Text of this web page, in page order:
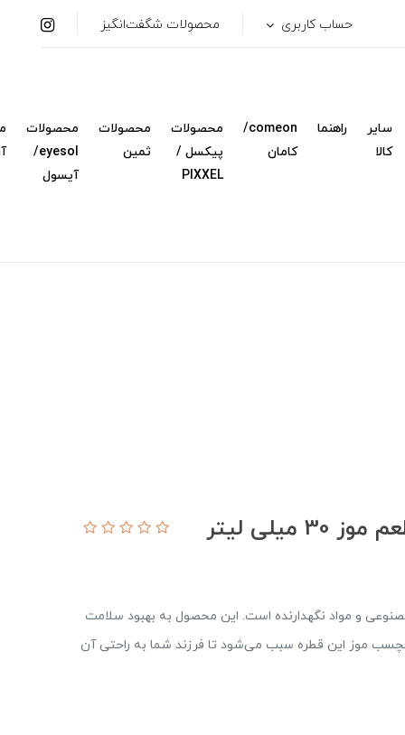
حساب کاربری محصولات شگفت‌انگیز
سایر
کالا
راهنما
comeon/
کامان
محصولات
پیکسل /
PIXXEL
محصولات
ثمین
محصولات
eyesol/
آیسول
لیتر
و مواد نگهدارنده است. این محصول به بهبود سلامت
موز این قطره سبب می‌شود تا فرزند شما به راحتی آن